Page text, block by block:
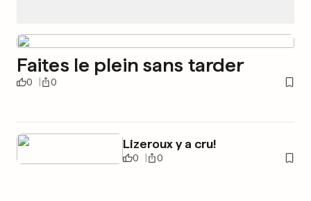
Faites le plein sans tarder
0 0
Lizeroux y a cru!
0 0